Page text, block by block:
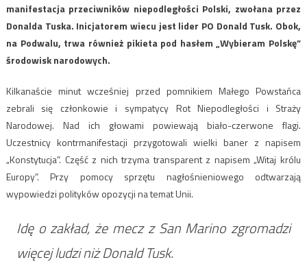
manifestacja przeciwników niepodległości Polski, zwołana przez
Donalda Tuska. Inicjatorem wiecu jest lider PO Donald Tusk. Obok,
na Podwalu, trwa również pikieta pod hasłem „Wybieram Polskę”
środowisk narodowych.
Kilkanaście minut wcześniej przed pomnikiem Małego Powstańca
zebrali się członkowie i sympatycy Rot Niepodległości i Straży
Narodowej. Nad ich głowami powiewają biało-czerwone flagi.
Uczestnicy kontrmanifestacji przygotowali wielki baner z napisem
„Konstytucja”. Część z nich trzyma transparent z napisem „Witaj królu
Europy”. Przy pomocy sprzętu nagłośnieniowego odtwarzają
wypowiedzi polityków opozycji na temat Unii.
Idę o zakład, że mecz z San Marino zgromadzi
więcej ludzi niż Donald Tusk.